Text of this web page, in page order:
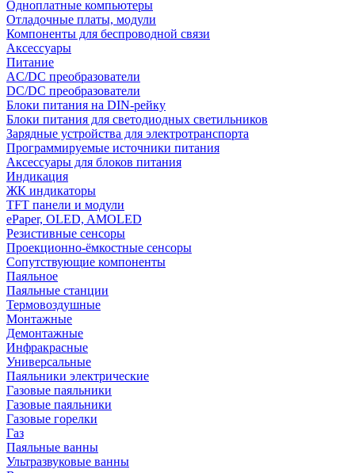
Одноплатные компьютеры
Отладочные платы, модули
Компоненты для беспроводной связи
Аксессуары
Питание
AC/DC преобразователи
DC/DC преобразователи
Блоки питания на DIN-рейку
Блоки питания для светодиодных светильников
Зарядные устройства для электротранспорта
Программируемые источники питания
Аксессуары для блоков питания
Индикация
ЖК индикаторы
TFT панели и модули
ePaper, OLED, AMOLED
Резистивные сенсоры
Проекционно-ёмкостные сенсоры
Сопутствующие компоненты
Паяльное
Паяльные станции
Термовоздушные
Монтажные
Демонтажные
Инфракрасные
Универсальные
Паяльники электрические
Газовые паяльники
Газовые паяльники
Газовые горелки
Газ
Паяльные ванны
Ультразвуковые ванны